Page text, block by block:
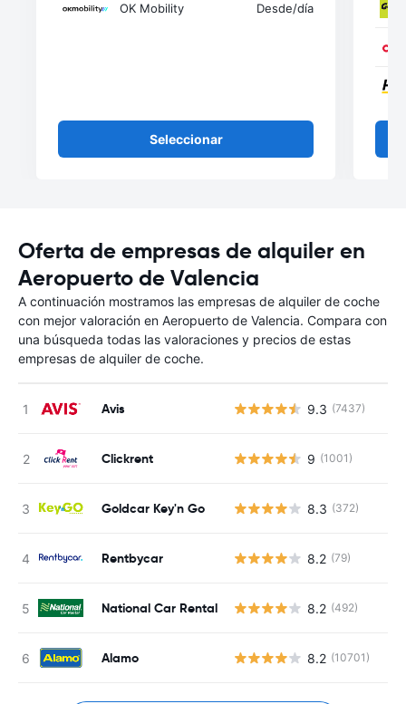
OK Mobility Desde/día
Seleccionar
Oferta de empresas de alquiler en
Aeropuerto de Valencia
A continuación mostramos las empresas de alquiler de coche
con mejor valoración en Aeropuerto de Valencia. Compara con
una búsqueda todas las valoraciones y precios de estas
empresas de alquiler de coche.
Avis 9.3 (7437)
Clickrent 9 (1001)
Goldcar Key'n Go 8.3 (372)
Rentbycar 8.2 (79)
National Car Rental 8.2 (492)
Alamo 8.2 (10701)